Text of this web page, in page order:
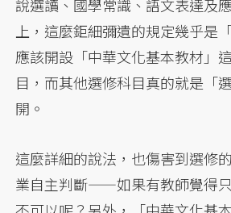
說選讀、國學常識、語文表達及
上，這麼鉅細彌遺的規定幾乎是
應該開設「中華文化基本教材」
目，而其他選修科目真的就是「
開。
這麼詳細的說法，也傷害到選修
業自主判斷——如果有教師覺得